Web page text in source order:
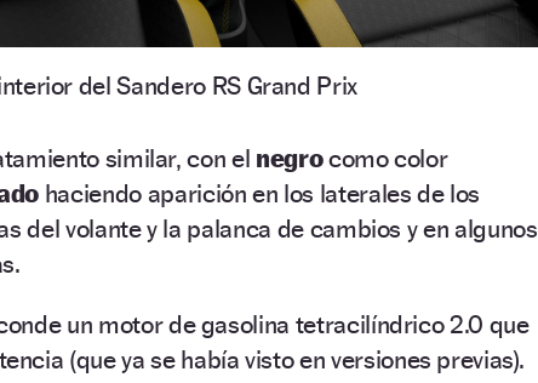
del Sandero RS Grand Prix
similar, con el negrocomo color
haciendo aparición en los laterales de los
del volante y la palanca de cambios y en algunos
un motor de gasolina tetracilíndrico 2.0 que
(que ya se había visto en versiones previas).